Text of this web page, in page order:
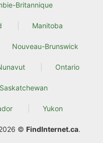
Britannique
Manitoba
Nouveau-Brunswick
Ontario
Saskatchewan
Yukon
© FindInternet.ca.